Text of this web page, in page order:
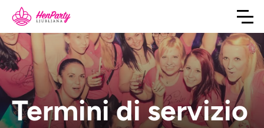
Termini di servizio